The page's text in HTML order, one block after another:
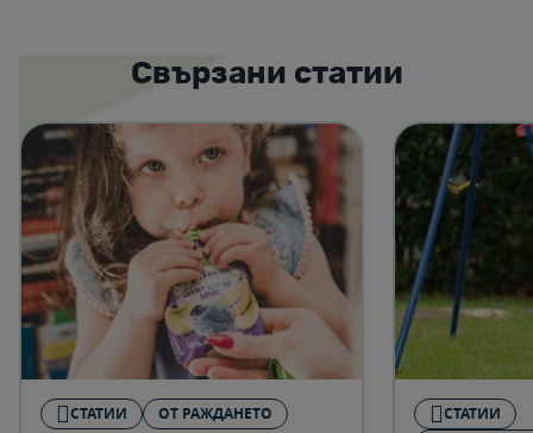
Свързани статии
СТАТИИ ОТ РАЖДАНЕТО СТАТИИ